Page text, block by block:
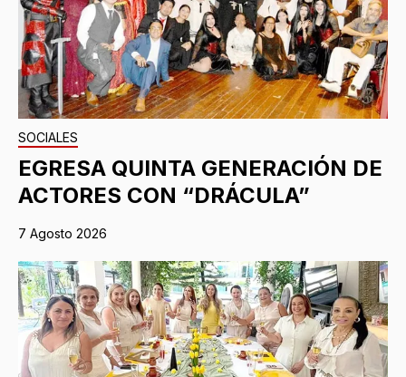
SOCIALES
EGRESA QUINTA GENERACIÓN DE
ACTORES CON “DRÁCULA”
7 Agosto 2026